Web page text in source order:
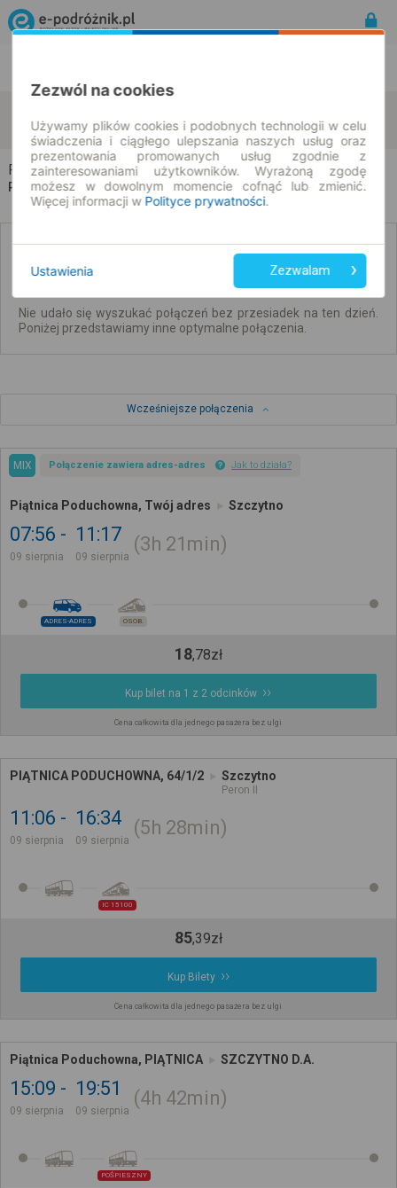
09.08.2026 | -- : --
zmień kryteria
Piątnica Poduchowna → Szczytno
Rozkład jazdy i bilety
Brak połączeń bezpośrednich. Sprawdź
połączenia z przesiadkami.
Nie udało się wyszukać połączeń bez przesiadek na ten dzień.
Poniżej przedstawiamy inne optymalne połączenia.
Wcześniejsze połączenia
MIX Połączenie zawiera adres-adres Jak to działa?
Piątnica Poduchowna, Twój adres Szczytno
07:56
09 sierpnia
11:17
09 sierpnia
3h 21min
ADRES-ADRES OSOB.
18,78zł
Kup bilet na 1 z 2 odcinków
Cena całkowita dla jednego pasażera bez ulgi
PIĄTNICA PODUCHOWNA, 64/1/2 Szczytno
Peron II
11:06
09 sierpnia
16:34
09 sierpnia
5h 28min
IC 15100
85,39zł
Kup Bilety
Cena całkowita dla jednego pasażera bez ulgi
Piątnica Poduchowna, PIĄTNICA SZCZYTNO D.A.
15:09
09 sierpnia
19:51
09 sierpnia
4h 42min
POŚPIESZNY
Zezwól na cookies
Używamy plików cookies i podobnych technologii w celu
świadczenia i ciągłego ulepszania naszych usług oraz
prezentowania promowanych usług zgodnie z
zainteresowaniami użytkowników. Wyrażoną zgodę
możesz w dowolnym momencie cofnąć lub zmienić.
Więcej informacji w Polityce prywatności.
Ustawienia Zezwalam